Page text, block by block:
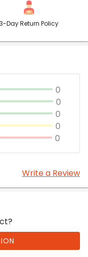
3-Day Return Policy
0
0
0
0
0
Write a Review